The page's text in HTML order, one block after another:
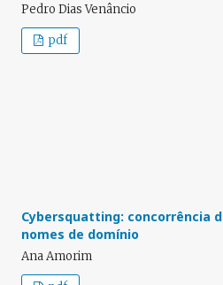
Pedro Dias Venâncio
pdf
Cybersquatting: concorrência
nomes de domínio
Ana Amorim